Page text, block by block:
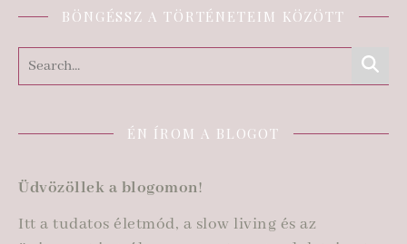
BÖNGÉSSZ A TÖRTÉNETEIM KÖZÖTT
ÉN ÍROM A BLOGOT
Üdvözöllek a blogomon!
Itt a tudatos életmód, a slow living és az